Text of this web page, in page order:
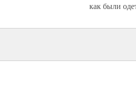
как были